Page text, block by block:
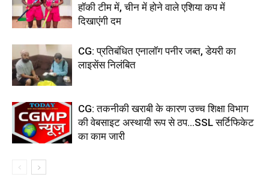
हॉकी टीम में, चीन में होने वाले एशिया कप में
दिखाएंगी दम
CG: प्रतिबंधित एनालॉग पनीर जब्त, डेयरी का
लाइसेंस निलंबित
CG: तकनीकी खराबी के कारण उच्च शिक्षा विभाग
की वेबसाइट अस्थायी रूप से ठप...SSL सर्टिफिकेट
का काम जारी